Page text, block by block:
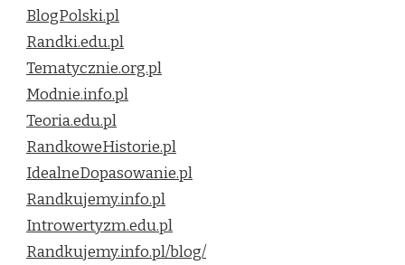
BlogPolski.pl
Randki.edu.pl
Tematycznie.org.pl
Modnie.info.pl
Teoria.edu.pl
RandkoweHistorie.pl
IdealneDopasowanie.pl
Randkujemy.info.pl
Introwertyzm.edu.pl
Randkujemy.info.pl/blog/